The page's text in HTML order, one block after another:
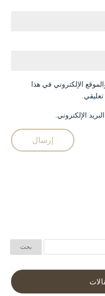
الإلكتروني في هذا
الإلكتروني.